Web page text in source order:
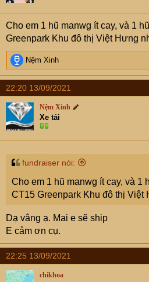
n
s
:
Cho em 1 hũ manwg ít cay, và 1
Greenpark Khu đô thị Việt Hưng
R
e
a
c
t
i
o
n
s
Nệm Xinh
22:20 13/09/2021
Nệm Xinh
Xe tải
fundraiser nói:
Cho em 1 hũ manwg ít cay, và 1
CT15 Greenpark Khu đô thị Việt
Dạ vâng ạ. Mai e sẽ ship
E cảm ơn cụ.
22:25 13/09/2021
chikhoa